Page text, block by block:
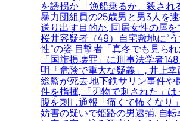
を誘拐か 「漁船乗るか、殺され
暴力団組員の25歳男と男3人を
送り出す目的か, 同居女性の唇を
桜井容疑者（49）自宅敷地に“
性”の姿 目撃者「真冬でも見ら
「国旗損壊罪」に刑事法学者
明「危険で重大な疑義」, 井上
総監が死去 地下鉄サリン事件や
件を指揮, 「刃物で刺された」
腹を刺し通報「痛くて怖くなり
妨害の疑いで姫路の男逮捕, 自